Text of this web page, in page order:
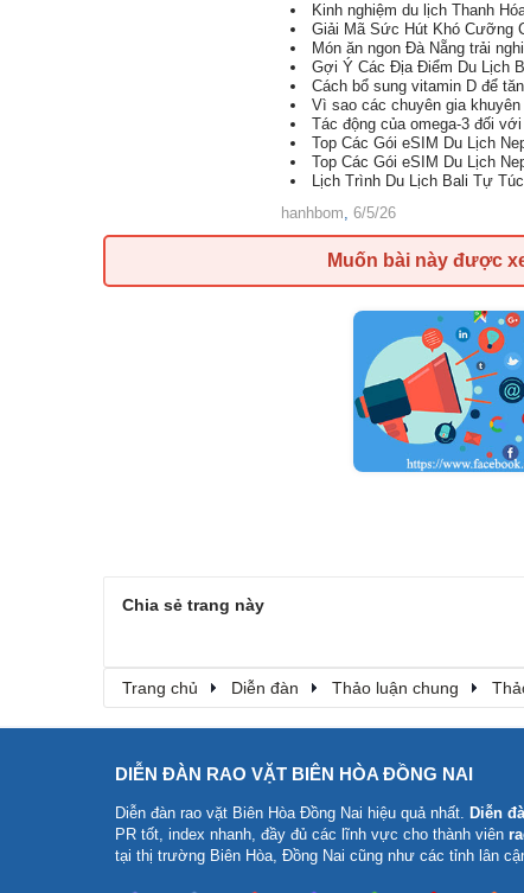
Kinh nghiệm du lịch Thanh
Giải Mã Sức Hút Khó Cưỡng
Món ăn ngon Đà Nẵng trải
Gợi Ý Các Địa Điểm Du Lịch
Cách bổ sung vitamin D để
Vì sao các chuyên gia
Tác động của omega-3 đối
Top Các Gói eSIM Du Lịch
Top Các Gói eSIM Du Lịch
Lịch Trình Du Lịch Bali Tự
hanhbom, 6/5/26
Muốn bài này được
Chia sẻ trang này
Trang chủ Diễn đàn Thảo luận chung
DIỄN ĐÀN RAO VẶT BIÊN HÒA ĐỒNG NAI
Diễn đàn rao vặt Biên Hòa Đồng Nai hiệu quả nhất. Diễn
PR tốt, index nhanh, đầy đủ các lĩnh vực cho thành viên
tại thị trường Biên Hòa, Đồng Nai cũng như các tỉnh lân